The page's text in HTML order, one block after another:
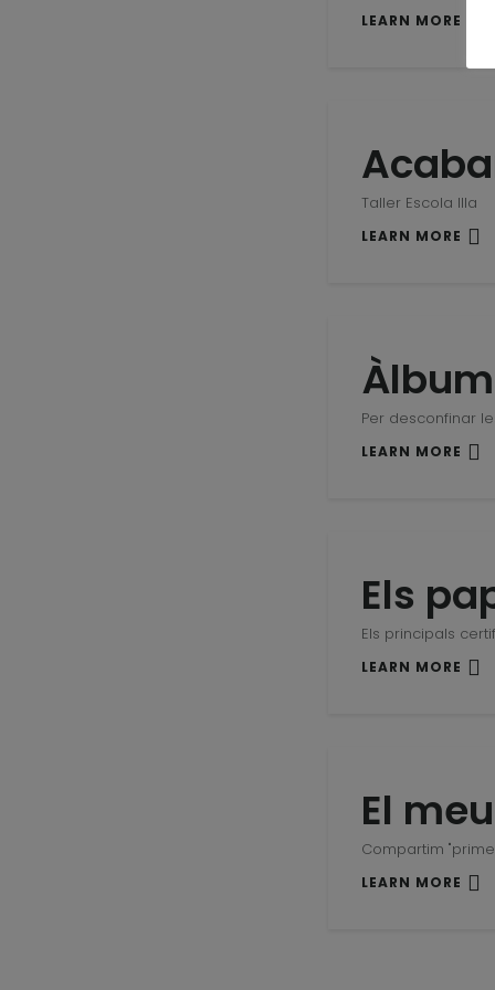
LEARN MORE
Taller Escola Illa
LEARN MORE
Per desconfinar
LEARN MORE
Els
Els principals
LEARN MORE
El
Compartim
LEARN MORE